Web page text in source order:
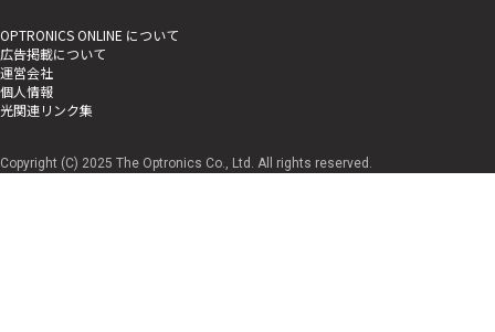
OPTRONICS ONLINE について
広告掲載について
運営会社
個人情報
光関連リンク集
Copyright (C) 2025 The Optronics Co., Ltd. All rights reserved.